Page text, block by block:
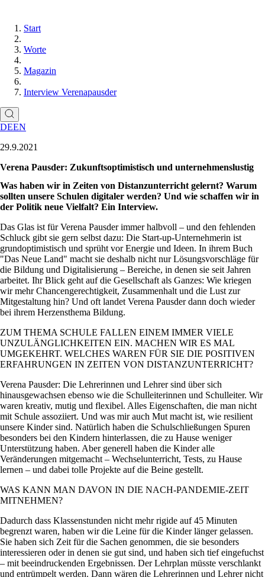
Start
Worte
Magazin
Interview Verenapausder
DEEN
29.9.2021
Verena Pausder: Zukunftsoptimistisch und unternehmenslustig
Was haben wir in Zeiten von Distanzunterricht gelernt? Warum
sollten unsere Schulen digitaler werden? Und wie schaffen wir in
der Politik neue Vielfalt? Ein Interview.
Das Glas ist für Verena Pausder immer halbvoll – und den fehlenden
Schluck gibt sie gern selbst dazu: Die Start-up-Unternehmerin ist
grundoptimistisch und sprüht vor Energie und Ideen. In ihrem Buch
Das Neue Land
macht sie deshalb nicht nur Lösungsvorschläge für
die Bildung und Digitalisierung – Bereiche, in denen sie seit Jahren
arbeitet. Ihr Blick geht auf die Gesellschaft als Ganzes: Wie kriegen
wir mehr Chancengerechtigkeit, Zusammenhalt und die Lust zur
Mitgestaltung hin? Und oft landet Verena Pausder dann doch wieder
bei ihrem Herzensthema Bildung.
ZUM THEMA SCHULE FALLEN EINEM IMMER VIELE
UNZULÄNGLICHKEITEN EIN. MACHEN WIR ES MAL
UMGEKEHRT. WELCHES WAREN FÜR SIE DIE POSITIVEN
ERFAHRUNGEN IN ZEITEN VON DISTANZUNTERRICHT?
Verena Pausder: Die Lehrerinnen und Lehrer sind über sich
hinausgewachsen ebenso wie die Schulleiterinnen und Schulleiter. Wir
waren kreativ, mutig und flexibel. Alles Eigenschaften, die man nicht
mit Schule assoziiert. Und was mir auch Mut macht ist, wie resilient
unsere Kinder sind. Natürlich haben die Schulschließungen Spuren
besonders bei den Kindern hinterlassen, die zu Hause weniger
Unterstützung haben. Aber generell haben die Kinder alle
Veränderungen mitgemacht – Wechselunterricht, Tests, zu Hause
lernen – und dabei tolle Projekte auf die Beine gestellt.
WAS KANN MAN DAVON IN DIE NACH-PANDEMIE-ZEIT
MITNEHMEN?
Dadurch dass Klassenstunden nicht mehr rigide auf 45 Minuten
begrenzt waren, haben wir die Leine für die Kinder länger gelassen.
Sie haben sich Zeit für die Sachen genommen, die sie besonders
interessieren oder in denen sie gut sind, und haben sich tief eingefuchst
– mit beeindruckenden Ergebnissen. Der Lehrplan müsste verschlankt
und entrümpelt werden. Dann wären die Lehrerinnen und Lehrer nicht